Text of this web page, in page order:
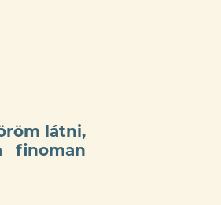
látni,
finoman